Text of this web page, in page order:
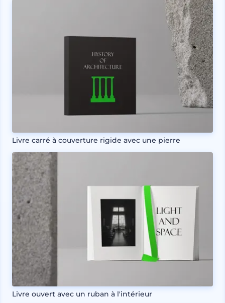
Livre carré à couverture rigide avec une pierre
Livre ouvert avec un ruban à l'intérieur